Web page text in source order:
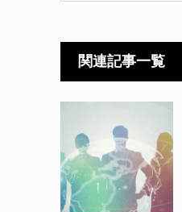
関連記事一覧